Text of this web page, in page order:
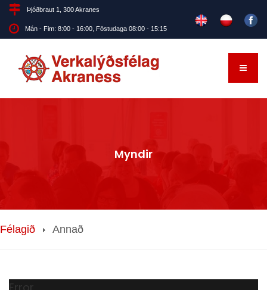
Þjóðbraut 1, 300 Akranes
Mán - Fim: 8:00 - 16:00, Föstudaga 08:00 - 15:15
Myndir
Félagið Annað